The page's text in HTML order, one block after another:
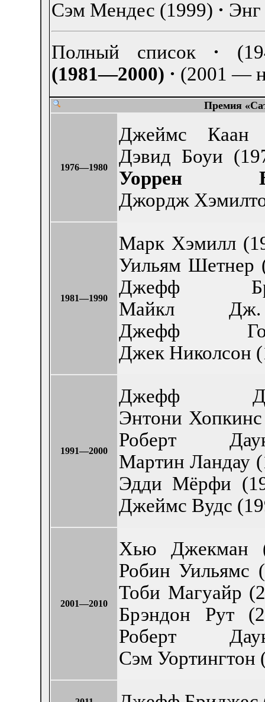
Сэм Мендес (1999) ·
Полный список·
(1981—2000) · (2001 —
Премия
1976—1980
Джеймс
Дэвид Боуи
Уоррен
Джордж
1981—1990
Марк Хэмилл
Уильям Шетнер
Джефф
Майкл
Джефф
Джек Николсон
1991—2000
Джефф
Энтони
Роберт
Мартин Ландау
Эдди Мёрфи
Джеймс Вудс
2001—2010
Хью Джекман
Робин Уильямс
Тоби Магуайр
Брэндон Рут
Роберт
Сэм Уортингтон